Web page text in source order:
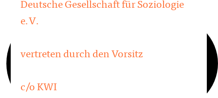
Deutsche Gesellschaft für Soziologie
e.V.
vertreten durch den Vorsitz
c/o KWI